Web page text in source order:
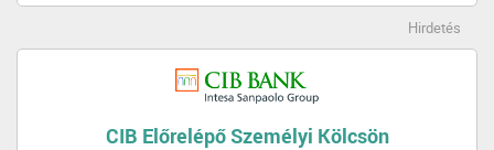
Hirdetés
CIB Előrelépő Személyi Kölcsön